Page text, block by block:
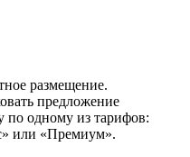
размещение.
предложение
по одному из тарифов:
или «Премиум».